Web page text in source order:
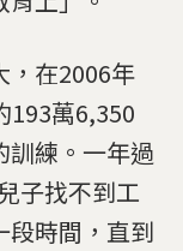
，在2006年
193萬6,350
訓練。一年過
子找不到工
段時間，直到